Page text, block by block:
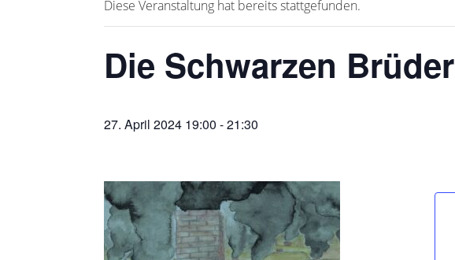
Diese Veranstaltung hat bereits stattgefunden.
Die Schwarzen Brüder
27. April 2024 19:00 -21:30